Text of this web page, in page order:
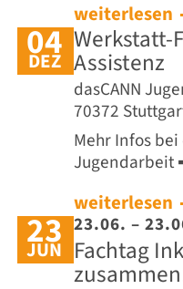
weiterlesen
04
DEZ
Werkstatt-
Assistenz
dasCANN
70372
Mehr Infos
Jugendarbeit
weiterlesen
23
JUN
23.06. –
Fachtag